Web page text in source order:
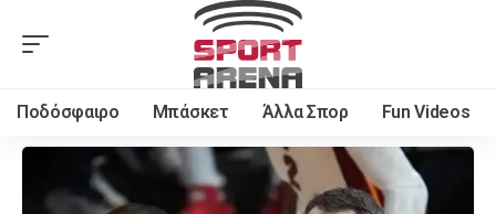
Ποδόσφαιρο Μπάσκετ Άλλα Σπορ Fun Videos